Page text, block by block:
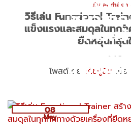
ท่าออกกำลังก
วิธีเล่น Functional
แข็งแรงและสมดุลในทุก
ยืดหยุ่นที่สุด
โพสต์โดย โค้ชปูนิ่ม เมื่
08
May